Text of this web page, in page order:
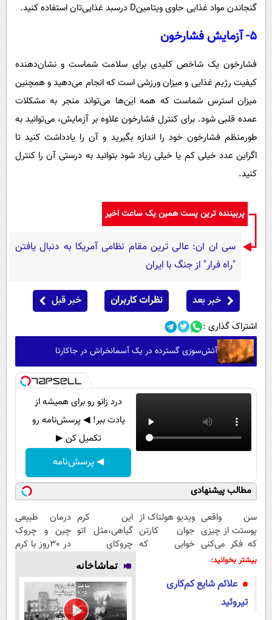
گنجاندن مواد غذایی حاوی ویتامینD درسبد غذایی‌تان استفاده کنید.
۵- آزمایش فشارخون
فشارخون یک شاخص کلیدی برای سلامت شماست و نشان‌دهنده
کیفیت رژیم غذایی و میزان ورزشی است که انجام می‌دهید و همچنین
میزان استرس شماست که همه این‌ها می‌تواند منجر به مشکلات
عمده قلبی شود. برای کنترل فشارخون علاوه بر آزمایش، می‌توانید به
طورمنظم فشارخون خود را اندازه بگیرید و آن را یادداشت کنید تا
اگراین عدد خیلی کم یا خیلی زیاد شود بتوانید به درستی آن را کنترل
کنید.
پربیننده ترین پست همین یک ساعت اخیر
سی ان ان: عالی ترین مقام نظامی آمریکا به دنبال یافتن
"راه فرار" از جنگ با ایران
خبر بعد نظرات کاربران خبر قبل
اشتراک گذاری :
آتش‌سوزی گسترده در یک آسمانخراش در جاکارتا
درد زانو رو برای همیشه از
یادت ببر! ◀ پرسش‌نامه رو
تکمیل کن ▶
◀ پرسش‌نامه
مطالب پیشنهادی
سن واقعی
پوستت از چیزی
که فکر می‌کنی
بیشتره...
ویدیو هولناک از
جوان کارتن
خوابی که
این کرم
گیاهی،مثل اتو
چروکای
پوستتوصاف
میکنه!50%تخفیف
درمان طبیعی
چین و چروک
در 30روز با کرم
بیشتر بخوانید:
علائم شایع کم‌کاری
تیروئید
تماشاخانه